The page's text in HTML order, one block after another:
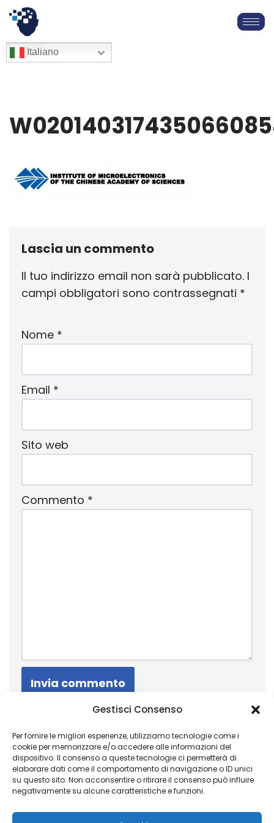
Gestisci Consenso
Per fornire le migliori esperienze, utilizziamo tecnologie come i
cookie per memorizzare e/o accedere alle informazioni del
dispositivo. Il consenso a queste tecnologie ci permetterà di
elaborare dati come il comportamento di navigazione o ID unici
su questo sito. Non acconsentire o ritirare il consenso può influire
negativamente su alcune caratteristiche e funzioni.
Vai
al
简体中文
English
Français
Italiano
Lascia un commento
Il tuo indirizzo email non sarà pubblicato. I
campi obbligatori sono contrassegnati *
Nome *
Email *
Sito web
Commento *
Copyright 2026 © Coded with ♥ by Massimiliano Vurro